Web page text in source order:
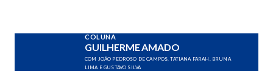
COLUNA
GUILHERME AMADO
COM JOÃO PEDROSO DE CAMPOS, TATIANA FARAH, BRUNA
LIMA E GUSTAVO SILVA